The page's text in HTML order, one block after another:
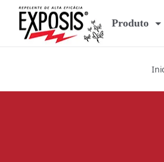
produtos
Produto